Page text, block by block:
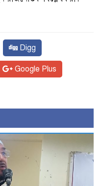
Digg
Google Plus